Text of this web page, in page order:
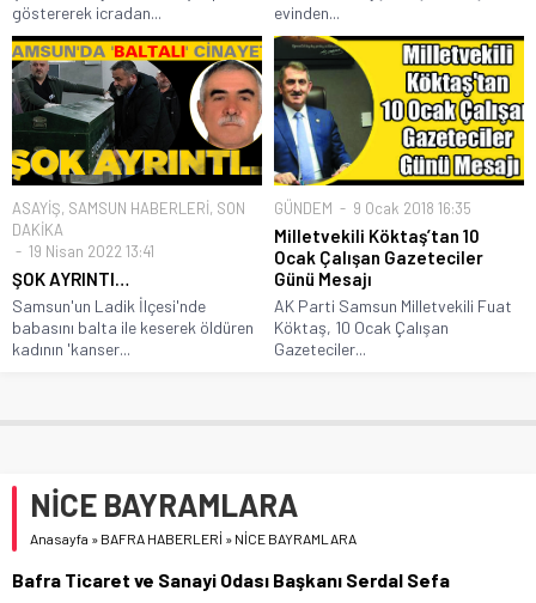
göstererek icradan...
evinden...
ASAYİŞ, SAMSUN HABERLERİ, SON
DAKİKA
19 Nisan 2022 13:41
ŞOK AYRINTI…
Samsun'un Ladik İlçesi'nde
babasını balta ile keserek öldüren
kadının 'kanser...
GÜNDEM 9 Ocak 2018 16:35
Milletvekili Köktaş’tan 10
Ocak Çalışan Gazeteciler
Günü Mesajı
AK Parti Samsun Milletvekili Fuat
Köktaş, 10 Ocak Çalışan
Gazeteciler...
NİCE BAYRAMLARA
Anasayfa » BAFRA HABERLERİ » NİCE BAYRAMLARA
Bafra Ticaret ve Sanayi Odası Başkanı Serdal Sefa